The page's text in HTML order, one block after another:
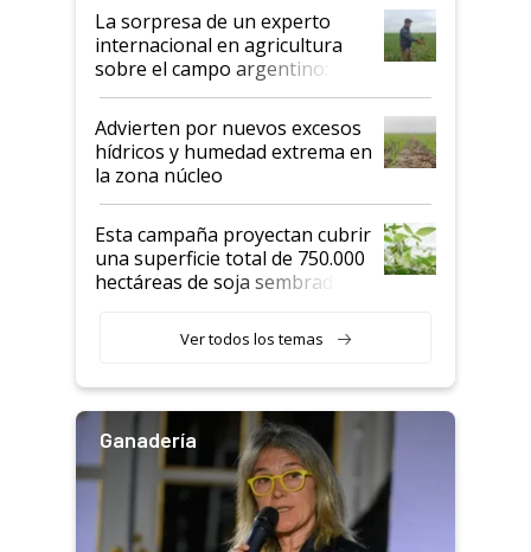
La sorpresa de un experto
internacional en agricultura
sobre el campo argentino:
"Estoy muy impresionado"
Advierten por nuevos excesos
hídricos y humedad extrema en
la zona núcleo
Esta campaña proyectan cubrir
una superficie total de 750.000
hectáreas de soja sembradas
variedades que marcan un
salto tecnológico en genética y
Ver todos los temas
Ganadería